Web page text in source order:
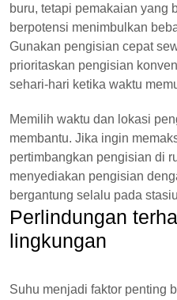
buru, tetapi pemakaian yang
berpotensi menimbulkan
Gunakan pengisian cepat
prioritaskan pengisian
sehari-hari ketika waktu
Memilih waktu dan lokasi
membantu. Jika ingin
pertimbangkan pengisian di
menyediakan pengisian
bergantung selalu pada
Perlindungan
lingkungan
Suhu menjadi faktor penting